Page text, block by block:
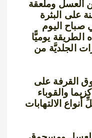
العسل وملعقة
على البثرة
صباح اليوم
الطريقة يوميًّا
الجلديَّة من
القرفة على
والقوباء
الالتهابات